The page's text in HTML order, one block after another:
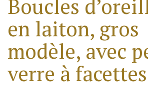
Boucles
en laiton, gros
modèle, avec
verre à